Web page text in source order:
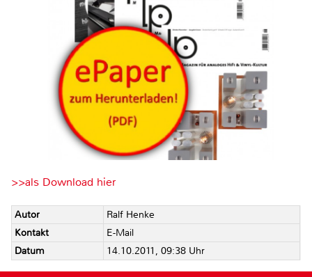
>>als Download hier
Autor
Ralf Henke
Kontakt
E-Mail
Datum
14.10.2011, 09:38 Uhr